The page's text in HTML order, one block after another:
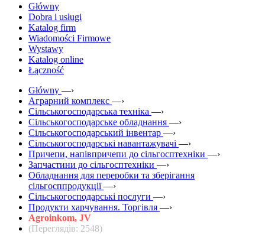
Główny
Dobra i usługi
Katalog firm
Wiadomości Firmowe
Wystawy
Katalog online
Łączność
Główny —›
Аграрний комплекс —›
Сільськогосподарська техніка —›
Сільськогосподарське обладнання —›
Сільськогосподарський інвентар —›
Сільськогосподарські навантажувачі —›
Причепи, напівпричепи до сільгосптехніки —›
Запчастини до сільгосптехніки —›
Обладнання для переробки та зберігання
сільгосппродукції —›
Сільськогосподарські послуги —›
Продукти харчування. Торгівля —›
Agroinkom, JV
(Переглядів: 2548)